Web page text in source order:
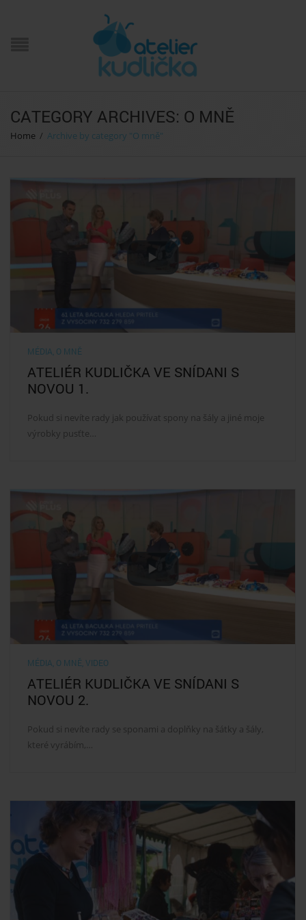
CATEGORY ARCHIVES: O MNĚ
Home / Archive by category "O mně"
MÉDIA O MNĚ
ATELIÉR KUDLIČKA VE SNÍDANI S
NOVOU 1.
Pokud si nevíte rady jak používat spony na šály a jiné moje
výrobky pusťte…
MÉDIA O MNĚ VIDEO
ATELIÉR KUDLIČKA VE SNÍDANI S
NOVOU 2.
Pokud si nevíte rady se sponami a doplňky na šátky a šály,
které vyrábím,…